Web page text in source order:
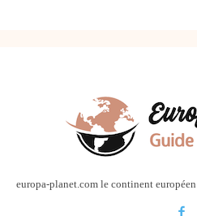
europa-planet.com le continent